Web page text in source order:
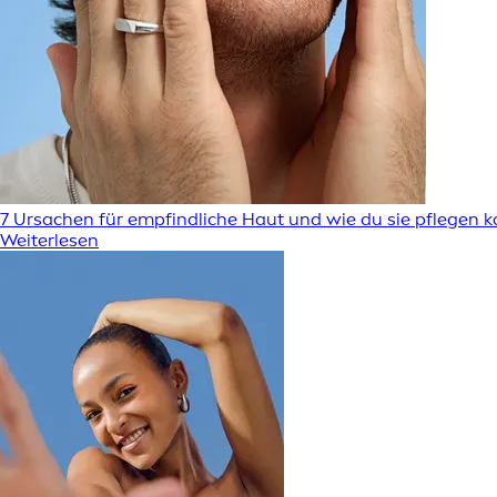
7 Ursachen für empfindliche Haut und wie du sie pflegen
Weiterlesen